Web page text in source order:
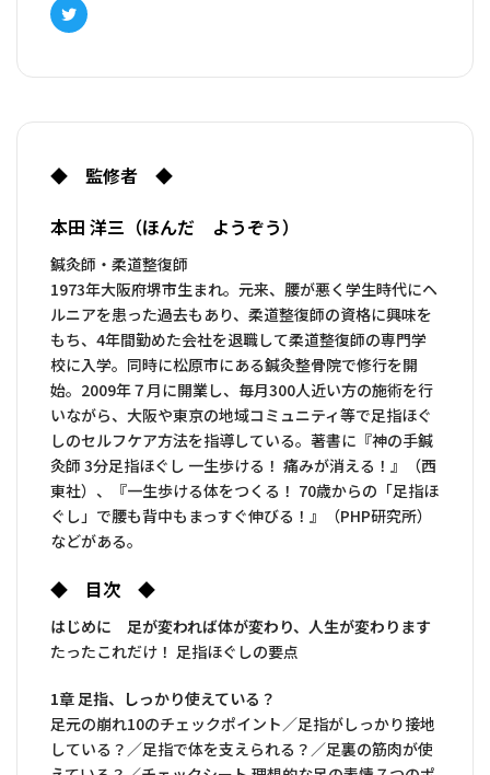
康法は1日3分の習慣で足が変わり、体が変わり、人生が
変わる画期的な方法です。健康な体で長生きするには
●足指の状態がよくわかるチェック法
●直感的にわかる大きな文字と写真
●Ｗeｂ動画で動きの理解度アップ
Twitter
◆ 監修者 ◆
本田 洋三（ほんだ ようぞう）
鍼灸師・柔道整復師
1973年大阪府堺市生まれ。元来、腰が悪く学生時代にヘ
ルニアを患った過去もあり、柔道整復師の資格に興味を
もち、4年間勤めた会社を退職して柔道整復師の専門学
校に入学。同時に松原市にある鍼灸整骨院で修行を開
始。2009年７月に開業し、毎月300人近い方の施術を行
いながら、大阪や東京の地域コミュニティ等で足指ほぐ
しのセルフケア方法を指導している。著書に『神の手鍼
灸師 3分足指ほぐし 一生歩ける！ 痛みが消える！』（西
東社）、『一生歩ける体をつくる！ 70歳からの「足指ほ
ぐし」で腰も背中もまっすぐ伸びる！』（PHP研究所）
などがある。
◆ 目次 ◆
はじめに 足が変われば体が変わり、人生が変わります
たったこれだけ！ 足指ほぐしの要点
1章 足指、しっかり使えている？
足元の崩れ10のチェックポイント／足指がしっかり接地
している？／足指で体を支えられる？／足裏の筋肉が使